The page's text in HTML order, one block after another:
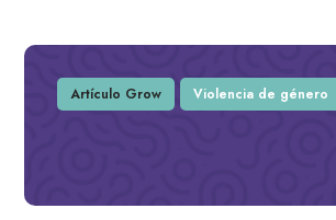
Artículo Grow Violencia de género